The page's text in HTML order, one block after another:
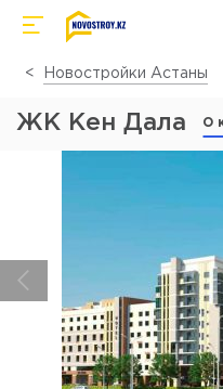
Новостройки Астаны
ЖК Кен Дала О